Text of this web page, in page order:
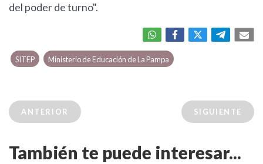
del poder de turno".
SITEP Ministerio de Educación de La Pampa
ANTERIOR SIGUIENTE
También te puede interesar...